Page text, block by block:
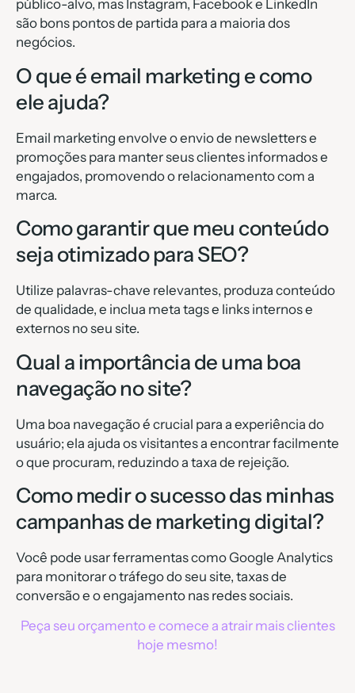
público-alvo, mas Instagram, Facebook e LinkedIn
são bons pontos de partida para a maioria dos
negócios.
O que é email marketing e como
ele ajuda?
Email marketing envolve o envio de newsletters e
promoções para manter seus clientes informados e
engajados, promovendo o relacionamento com a
marca.
Como garantir que meu conteúdo
seja otimizado para SEO?
Utilize palavras-chave relevantes, produza conteúdo
de qualidade, e inclua meta tags e links internos e
externos no seu site.
Qual a importância de uma boa
navegação no site?
Uma boa navegação é crucial para a experiência do
usuário; ela ajuda os visitantes a encontrar facilmente
o que procuram, reduzindo a taxa de rejeição.
Como medir o sucesso das minhas
campanhas de marketing digital?
Você pode usar ferramentas como Google Analytics
para monitorar o tráfego do seu site, taxas de
conversão e o engajamento nas redes sociais.
Peça seu orçamento e comece a atrair mais clientes
hoje mesmo!